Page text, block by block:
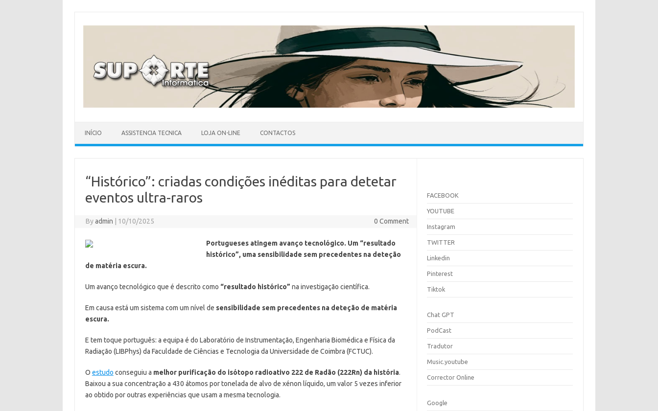
INÍCIO ASSISTENCIA TECNICA LOJA ON-LINE CONTACTOS
“Histórico”: criadas condições inéditas para detetar
eventos ultra-raros
Byadmin 10/10/2025 0 Comment
Portugueses atingem avanço tecnológico. Um “resultado
histórico”, uma sensibilidade sem precedentes na deteção
de matéria escura.
Um avanço tecnológico que é descrito como “resultado histórico” na investigação científica.
Em causa está um sistema com um nível de sensibilidade sem precedentes na deteção de matéria
escura.
E tem toque português: a equipa é do Laboratório de Instrumentação, Engenharia Biomédica e Física da
Radiação (LIBPhys) da Faculdade de Ciências e Tecnologia da Universidade de Coimbra (FCTUC).
O estudo conseguiu a melhor purificação do isótopo radioativo 222 de Radão (222Rn) da história.
Baixou a sua concentração a 430 átomos por tonelada de alvo de xénon líquido, um valor 5 vezes inferior
ao obtido por outras experiências que usam a mesma tecnologia.
FACEBOOK
YOUTUBE
Instagram
TWITTER
Linkedin
Pinterest
Tiktok
Chat GPT
PodCast
Tradutor
Music.youtube
Corrector Online
Google